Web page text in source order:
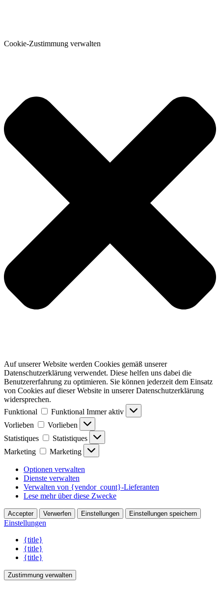
Cookie-Zustimmung verwalten
Auf unserer Website werden Cookies gemäß unserer
Datenschutzerklärung verwendet. Diese helfen uns dabei die
Benutzererfahrung zu optimieren. Sie können jederzeit dem Einsatz
von Cookies auf dieser Website in unserer Datenschutzerklärung
widersprechen.
Funktional
Funktional Immer aktiv
Vorlieben
Vorlieben
Statistiques
Statistiques
Marketing
Marketing
Optionen verwalten
Dienste verwalten
Verwalten von {vendor_count}-Lieferanten
Lese mehr über diese Zwecke
Accepter Verwerfen Einstellungen Einstellungen speichern
Einstellungen
{title}
{title}
{title}
Zustimmung verwalten